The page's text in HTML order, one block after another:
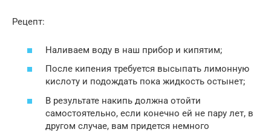
Рецепт:
Наливаем воду в наш прибор и кипятим;
После кипения требуется высыпать лимонную
кислоту и подождать пока жидкость остынет;
В результате накипь должна отойти
самостоятельно, если конечно ей не пару лет, в
другом случае, вам придется немного